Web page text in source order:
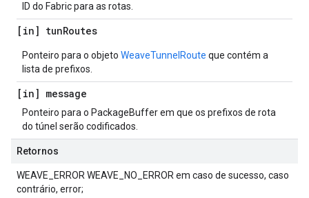
ID do Fabric para as rotas.
[in] tunRoutes
Ponteiro para o objeto WeaveTunnelRoute que contém a
lista de prefixos.
[in] message
Ponteiro para o PackageBuffer em que os prefixos de rota
do túnel serão codificados.
Retornos
WEAVE_ERROR WEAVE_NO_ERROR em caso de sucesso, caso
contrário, error;